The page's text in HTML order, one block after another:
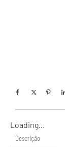
Loading...
Descrição